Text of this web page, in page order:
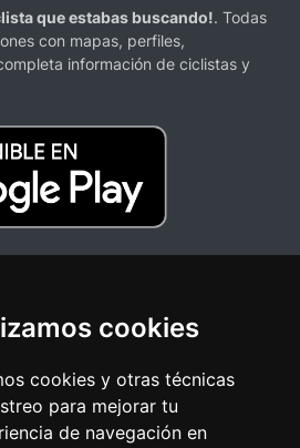
cookies
cookies y otras técnicas
para mejorar tu
de navegación en
que estabas buscando!. Todas
con mapas, perfiles,
información de ciclistas y